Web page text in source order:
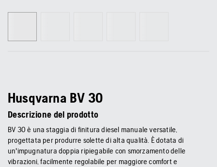
Husqvarna BV 30
Descrizione del prodotto
BV 30 è una staggia di finitura diesel manuale versatile,
progettata per produrre solette di alta qualità. È dotata di
un'impugnatura doppia ripiegabile con smorzamento delle
vibrazioni, facilmente regolabile per maggiore comfort e